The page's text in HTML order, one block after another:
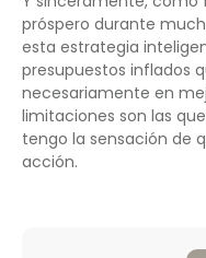
próspero durante
esta estrategia
presupuestos inflados
necesariamente en
limitaciones son las
tengo la sensación de
acción.